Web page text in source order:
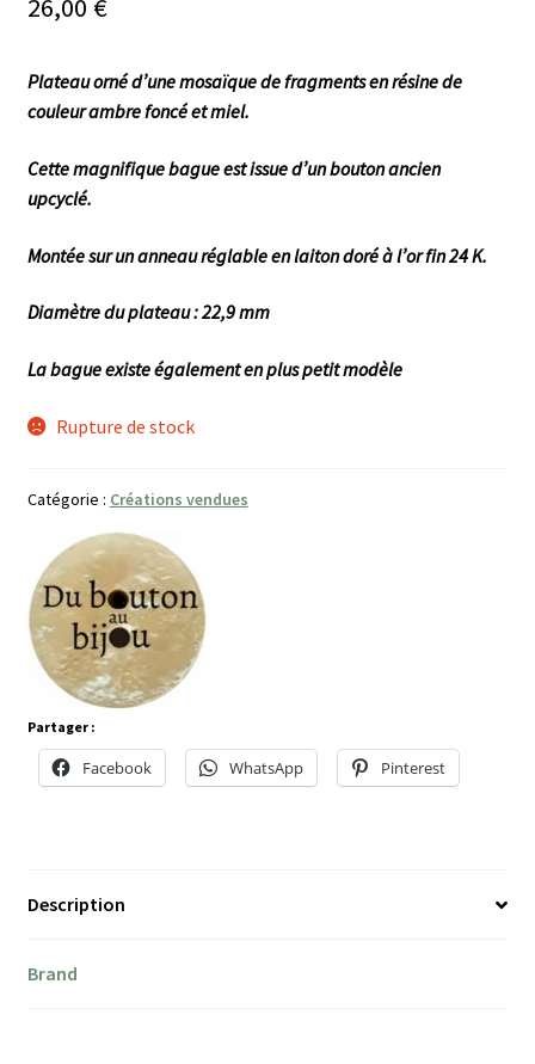
26,00 €
Plateau orné d’une mosaïque de fragments en résine de
couleur ambre foncé et miel.
Cette magnifique bague est issue d’un bouton ancien
upcyclé.
Montée sur un anneau réglable en laiton doré à l’or fin 24 K.
Diamètre du plateau : 22,9 mm
La bague existe également en plus petit modèle
Rupture de stock
Catégorie : Créations vendues
Partager :
Facebook WhatsApp Pinterest
Description
Brand